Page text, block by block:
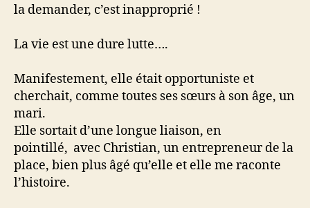
la demander, c’est inapproprié !
La vie est une dure lutte….
Manifestement, elle était opportuniste et
cherchait, comme toutes ses sœurs à son âge, un
mari.
Elle sortait d’une longue liaison, en
pointillé, avec Christian, un entrepreneur de la
place, bien plus âgé qu’elle et elle me raconte
l’histoire.